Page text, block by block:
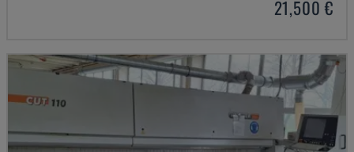
21,500 €